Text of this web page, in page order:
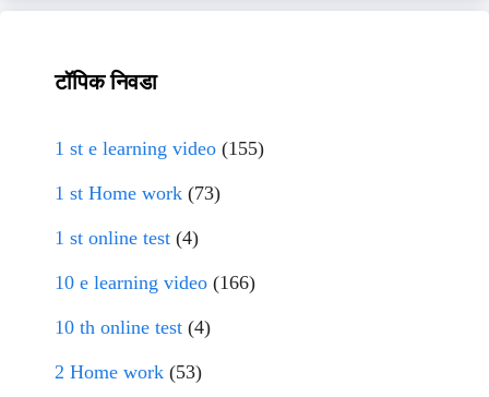
टॉपिक निवडा
1 st e learning video (155)
1 st Home work (73)
1 st online test (4)
10 e learning video (166)
10 th online test (4)
2 Home work (53)